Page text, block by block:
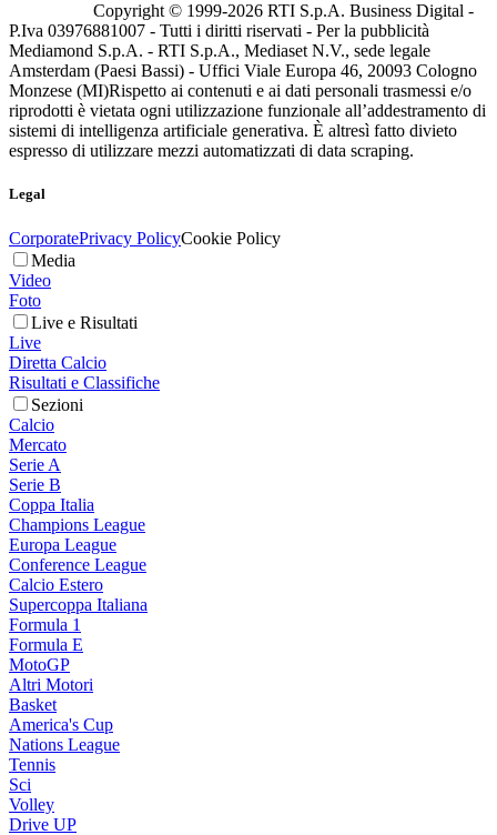
Copyright © 1999-2026 RTI S.p.A. Business Digital -
P.Iva 03976881007 - Tutti i diritti riservati - Per la pubblicità
Mediamond S.p.A. - RTI S.p.A., Mediaset N.V., sede legale
Amsterdam (Paesi Bassi) - Uffici Viale Europa 46, 20093 Cologno
Monzese (MI)Rispetto ai contenuti e ai dati personali trasmessi e/o
riprodotti è vietata ogni utilizzazione funzionale all’addestramento di
sistemi di intelligenza artificiale generativa. È altresì fatto divieto
espresso di utilizzare mezzi automatizzati di data scraping.
Legal
CorporatePrivacy PolicyCookie Policy
Media
Video
Foto
Live e Risultati
Live
Diretta Calcio
Risultati e Classifiche
Sezioni
Calcio
Mercato
Serie A
Serie B
Coppa Italia
Champions League
Europa League
Conference League
Calcio Estero
Supercoppa Italiana
Formula 1
Formula E
MotoGP
Altri Motori
Basket
America's Cup
Nations League
Tennis
Sci
Volley
Drive UP